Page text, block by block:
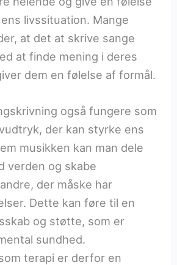
livssituation. Mange
at det at skrive sange
at finde mening i deres
dem en følelse af formål.
også fungere som
der kan styrke ens
musikken kan man dele
verden og skabe
der måske har
Dette kan føre til en
og støtte, som er
sundhed.
terapi er derfor en